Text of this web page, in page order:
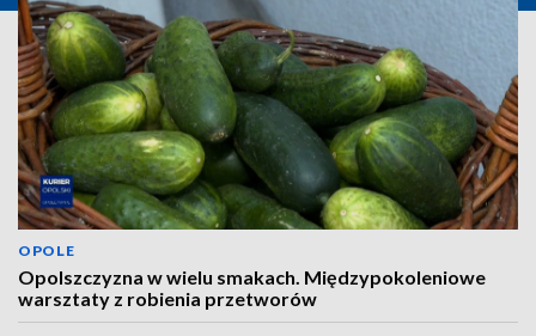
OPOLE
Opolszczyzna w wielu smakach. Międzypokoleniowe
warsztaty z robienia przetworów